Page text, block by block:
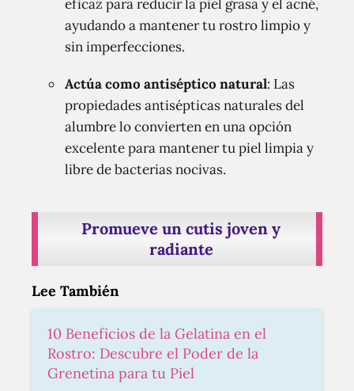
eficaz para reducir la piel grasa y el acné,
ayudando a mantener tu rostro limpio y
sin imperfecciones.
Actúa como antiséptico natural: Las
propiedades antisépticas naturales del
alumbre lo convierten en una opción
excelente para mantener tu piel limpia y
libre de bacterias nocivas.
Promueve un cutis joven y
radiante
Lee También
10 Beneficios de la Gelatina en el
Rostro: Descubre el Poder de la
Grenetina para tu Piel